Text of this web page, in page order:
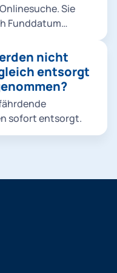
Sie
Funddatum
die Fundsache
den Button "Suche
Suchergebnis
durch Eingabe
Um nähere
Sie Ihr
nicht
entsorgt
sofort entsorgt.